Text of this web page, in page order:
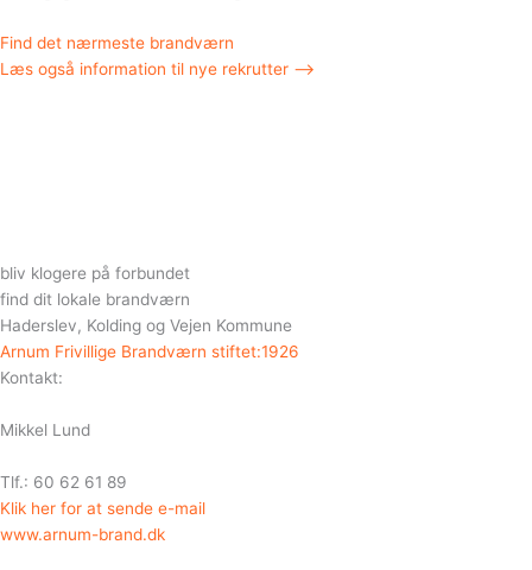
Find det nærmeste brandværn
Læs også information til nye rekrutter ⟶
bliv klogere på forbundet
find dit lokale brandværn
Haderslev, Kolding og Vejen Kommune
Arnum Frivillige Brandværn stiftet:1926
Kontakt:
Mikkel Lund
Tlf.: 60 62 61 89
Klik her for at sende e-mail
www.arnum-brand.dk